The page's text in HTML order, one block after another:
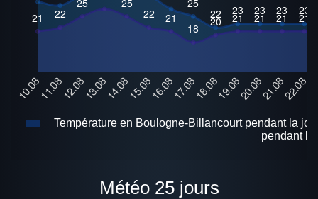
Température en Boulogne-Billancourt pendant la
pendant la
Météo 25 jours